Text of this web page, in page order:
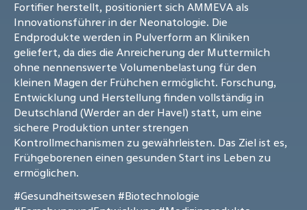
Fortifier herstellt, positioniert sich AMMEVA als
Innovationsführer in der Neonatologie. Die
Endprodukte werden in Pulverform an Kliniken
geliefert, da dies die Anreicherung der Muttermilch
ohne nennenswerte Volumenbelastung für den
kleinen Magen der Frühchen ermöglicht. Forschung,
Entwicklung und Herstellung finden vollständig in
Deutschland (Werder an der Havel) statt, um eine
sichere Produktion unter strengen
Kontrollmechanismen zu gewährleisten. Das Ziel ist es,
Frühgeborenen einen gesunden Start ins Leben zu
ermöglichen.
#Gesundheitswesen #Biotechnologie